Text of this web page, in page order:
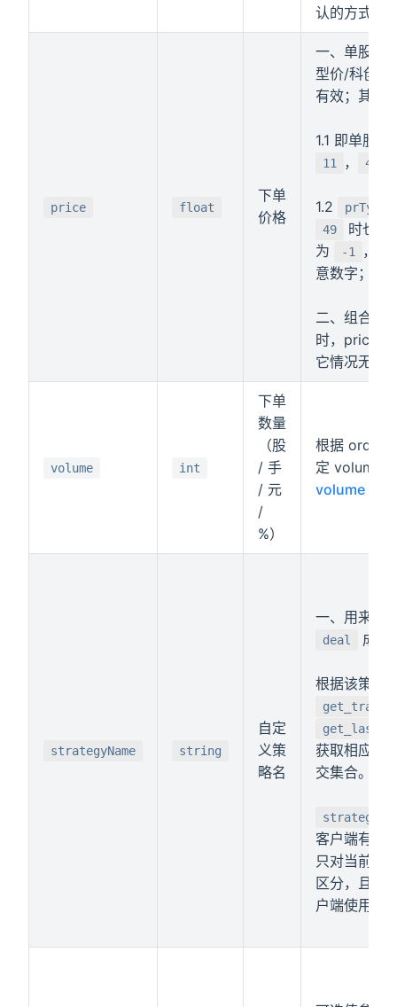
认的方式）
price float
下单
价格
一、单股下
型价/科创
有效；其它
1.1 即单股
11 ， 49
1.2 prType
49
时也需
为
-1 ，
意数字；
二、组合下
时，price
它情况无效
volume int
下单
数量
（股
/ 手
/ 元
/
%）
根据
定 volume
volume - 下
strategyName string
自定
义策
略名
一、用来区
deal 成交
根据该策略
获取相应策
交集合。
客户端有效
只对当前客
区分，且该
户端使用。